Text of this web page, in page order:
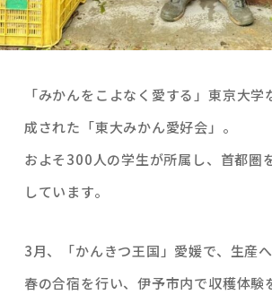
「みかんをこよなく愛する」東京大
成された「東大みかん愛好会」。
およそ300人の学生が所属し、首都圏
しています。
3月、「かんきつ王国」愛媛で、生産
春の合宿を行い、伊予市内で収穫体験